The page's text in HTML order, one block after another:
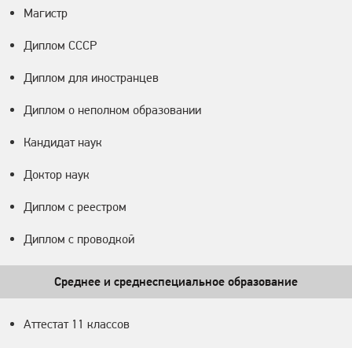
Магистр
Диплом СССР
Диплом для иностранцев
Диплом о неполном образовании
Кандидат наук
Доктор наук
Диплом с реестром
Диплом с проводкой
Среднее и среднеспециальное образование
Аттестат 11 классов